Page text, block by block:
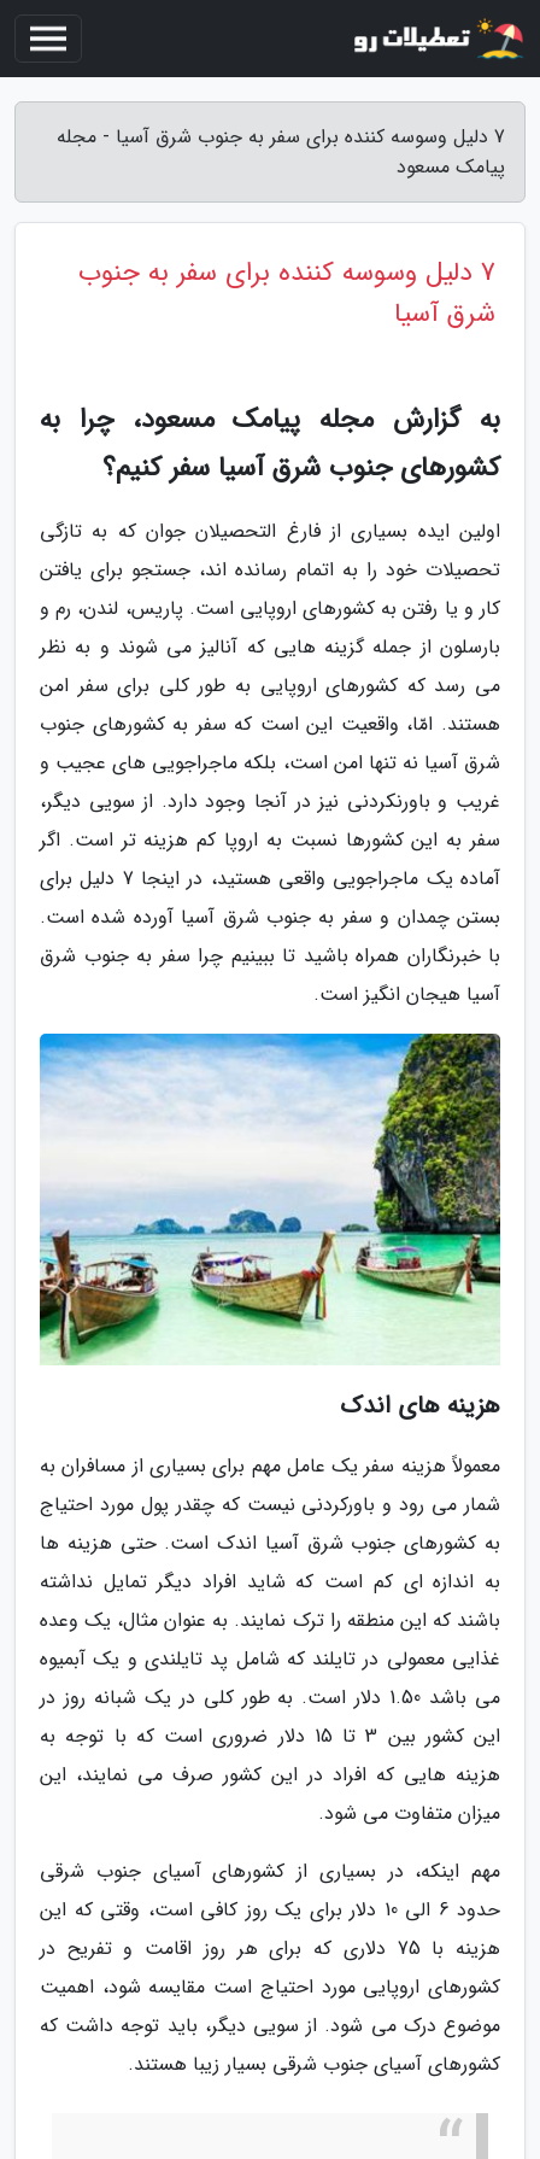
7 دلیل وسوسه کننده برای سفر به جنوب شرق آسیا - مجله
پیامک مسعود
7 دلیل وسوسه کننده برای سفر به جنوب
شرق آسیا
به گزارش مجله پیامک مسعود، چرا به
کشورهای جنوب شرق آسیا سفر کنیم؟
اولین ایده بسیاری از فارغ التحصیلان جوان که به تازگی
تحصیلات خود را به اتمام رسانده اند، جستجو برای یافتن
کار و یا رفتن به کشورهای اروپایی است. پاریس، لندن، رم و
بارسلون از جمله گزینه هایی که آنالیز می شوند و به نظر
می رسد که کشورهای اروپایی به طور کلی برای سفر امن
هستند. امّا، واقعیت این است که سفر به کشورهای جنوب
شرق آسیا نه تنها امن است، بلکه ماجراجویی های عجیب و
غریب و باورنکردنی نیز در آنجا وجود دارد. از سویی دیگر،
سفر به این کشورها نسبت به اروپا کم هزینه تر است. اگر
آماده یک ماجراجویی واقعی هستید، در اینجا 7 دلیل برای
بستن چمدان و سفر به جنوب شرق آسیا آورده شده است.
با خبرنگاران همراه باشید تا ببینیم چرا سفر به جنوب شرق
آسیا هیجان انگیز است.
هزینه های اندک
معمولاً هزینه سفر یک عامل مهم برای بسیاری از مسافران به
شمار می رود و باورکردنی نیست که چقدر پول مورد احتیاج
به کشورهای جنوب شرق آسیا اندک است. حتی هزینه ها
به اندازه ای کم است که شاید افراد دیگر تمایل نداشته
باشند که این منطقه را ترک نمایند. به عنوان مثال، یک وعده
غذایی معمولی در تایلند که شامل پد تایلندی و یک آبمیوه
می باشد 1.50 دلار است. به طور کلی در یک شبانه روز در
این کشور بین 3 تا 15 دلار ضروری است که با توجه به
هزینه هایی که افراد در این کشور صرف می نمایند، این
میزان متفاوت می شود.
مهم اینکه، در بسیاری از کشورهای آسیای جنوب شرقی
حدود 6 الی 10 دلار برای یک روز کافی است، وقتی که این
هزینه با 75 دلاری که برای هر روز اقامت و تفریح در
کشورهای اروپایی مورد احتیاج است مقایسه شود، اهمیت
موضوع درک می شود. از سویی دیگر، باید توجه داشت که
کشورهای آسیای جنوب شرقی بسیار زیبا هستند.